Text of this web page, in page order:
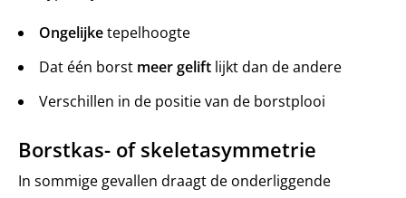
Ongelijketepelhoogte
Dat één borst meer gelift lijkt dan de andere
Verschillen in de positie van de borstplooi
Borstkas- of skeletasymmetrie
In sommige gevallen draagt de onderliggende